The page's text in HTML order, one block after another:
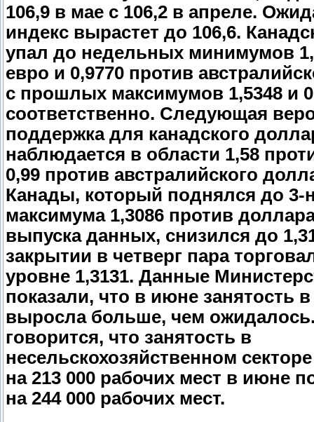
106,9 в мае с 106,2 в апреле.
индекс вырастет до 106,6.
упал до недельных минимумов
евро и 0,9770 против
с прошлых максимумов 1,5348 и
соответственно. Следующая
поддержка для канадского
наблюдается в области 1,58
0,99 против австралийского
Канады, который поднялся до 3-
максимума 1,3086 против
выпуска данных, снизился до
закрытии в четверг пара
уровне 1,3131. Данные
показали, что в июне занятость
выросла больше, чем
говорится, что занятость в
несельскохозяйственном
на 213 000 рабочих мест в июне
на 244 000 рабочих мест.